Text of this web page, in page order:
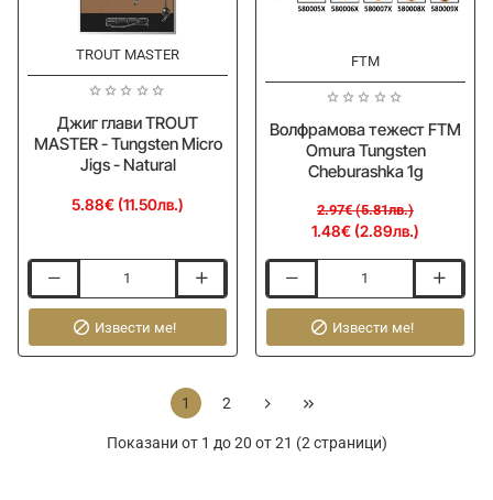
ОЧАКВАЙТЕ
TROUT MASTER
Джиг глави TROUT
MASTER - Tungsten Micro
Jigs - Natural
5.88€ (11.50лв.)
глави
TROUT
MASTER
Извести ме!
FTM
Волфрамова тежест FTM
Omura Tungsten
Cheburashka 1g
1.48€ (2.89лв.)
2.97€ (5.81лв.)
Волфрамова
тежест
Omura
1g
Извести ме!
1 2
Показани от 1 до 20 от 21 (2 страници)